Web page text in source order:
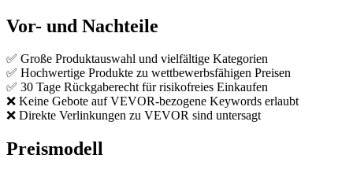
Vor- und Nachteile
✅ Große Produktauswahl und vielfältige Kategorien
✅ Hochwertige Produkte zu wettbewerbsfähigen Preisen
✅ 30 Tage Rückgaberecht für risikofreies Einkaufen
❌ Keine Gebote auf VEVOR-bezogene Keywords erlaubt
❌ Direkte Verlinkungen zu VEVOR sind untersagt
Preismodell